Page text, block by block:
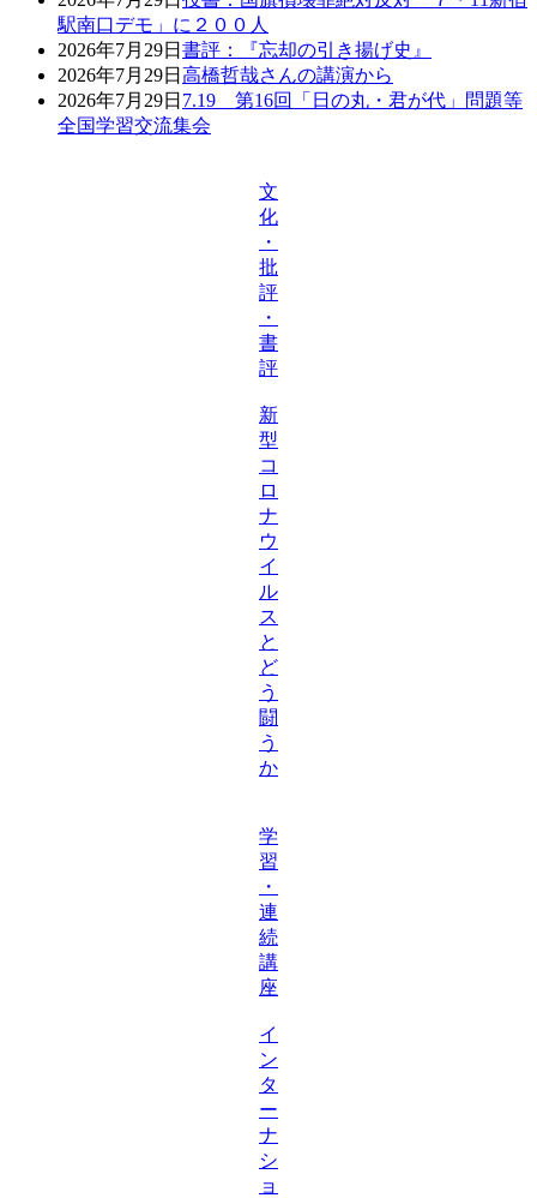
駅南口デモ」に２００人
2026年7月29日 書評：『忘却の引き揚げ史』
2026年7月29日 高橋哲哉さんの講演から
2026年7月29日 7.19 第16回「日の丸・君が代」問題等
全国学習交流集会
文
化
・
批
評
・
書
評
新
型
コ
ロ
ナ
ウ
イ
ル
ス
と
ど
う
闘
う
か
学
習
・
連
続
講
座
イ
ン
タ
ー
ナ
シ
ョ